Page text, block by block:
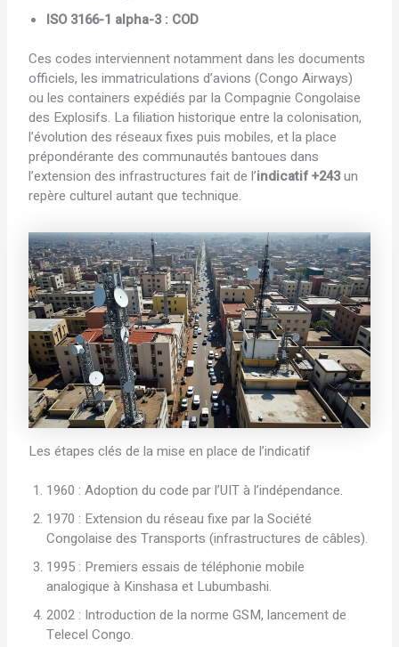
ISO 3166-1 alpha-3 : COD
Ces codes interviennent notamment dans les documents
officiels, les immatriculations d’avions (Congo Airways)
ou les containers expédiés par la Compagnie Congolaise
des Explosifs. La filiation historique entre la colonisation,
l’évolution des réseaux fixes puis mobiles, et la place
prépondérante des communautés bantoues dans
l’extension des infrastructures fait de l’indicatif +243un
repère culturel autant que technique.
Les étapes clés de la mise en place de l’indicatif
1960 : Adoption du code par l’UIT à l’indépendance.
1970 : Extension du réseau fixe par la Société
Congolaise des Transports (infrastructures de câbles).
1995 : Premiers essais de téléphonie mobile
analogique à Kinshasa et Lubumbashi.
2002 : Introduction de la norme GSM, lancement de
Telecel Congo.